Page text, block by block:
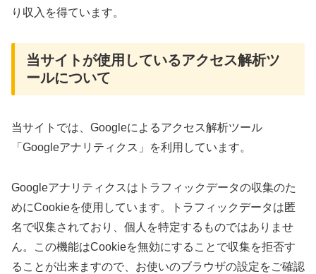
り収入を得ています。
当サイトが使用しているアクセス解析ツ
ールについて
当サイトでは、Googleによるアクセス解析ツール
「Googleアナリティクス」を利用しています。
Googleアナリティクスはトラフィックデータの収集のた
めにCookieを使用しています。トラフィックデータは匿
名で収集されており、個人を特定するものではありませ
ん。この機能はCookieを無効にすることで収集を拒否す
ることが出来ますので、お使いのブラウザの設定をご確認